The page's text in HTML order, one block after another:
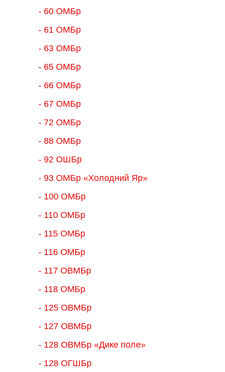
- 60 ОМБр
- 61 ОМБр
- 63 ОМБр
- 65 ОМБр
- 66 ОМБр
- 67 ОМБр
- 72 ОМБр
- 88 ОМБр
- 92 ОШБр
- 93 ОМБр «Холодний Яр»
- 100 ОМБр
- 110 ОМБр
- 115 ОМБр
- 116 ОМБр
- 117 ОВМБр
- 118 ОМБр
- 125 ОВМБр
- 127 ОВМБр
- 128 ОВМБр «Дике поле»
- 128 ОГШБр